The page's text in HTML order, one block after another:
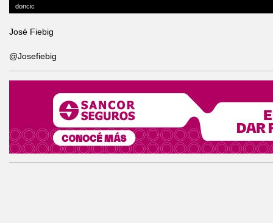
doncic
José Fiebig
@Josefiebig